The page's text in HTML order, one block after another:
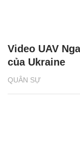
QUÂN SỰ
Video UAV
của Ukraine